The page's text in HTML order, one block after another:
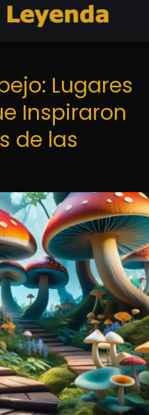
Lugares
Inspiraron
de las